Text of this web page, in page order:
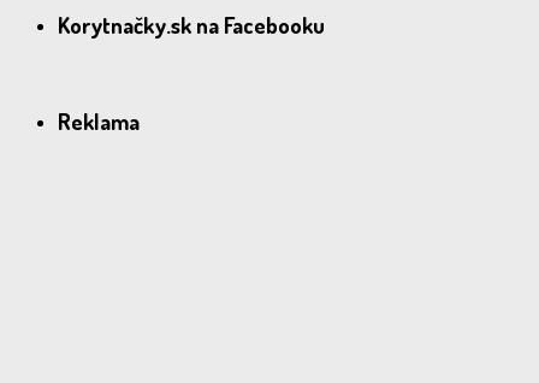
Korytnačky.sk na Facebooku
Reklama